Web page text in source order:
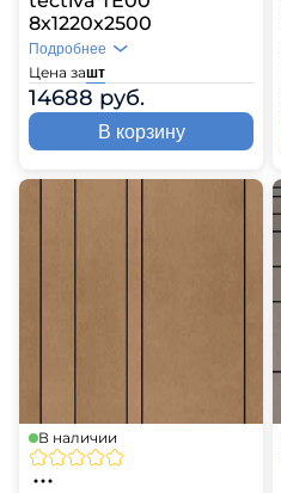
8х1220х2500
Цена зашт
14688 руб.
Подробнее
В корзину
В наличии